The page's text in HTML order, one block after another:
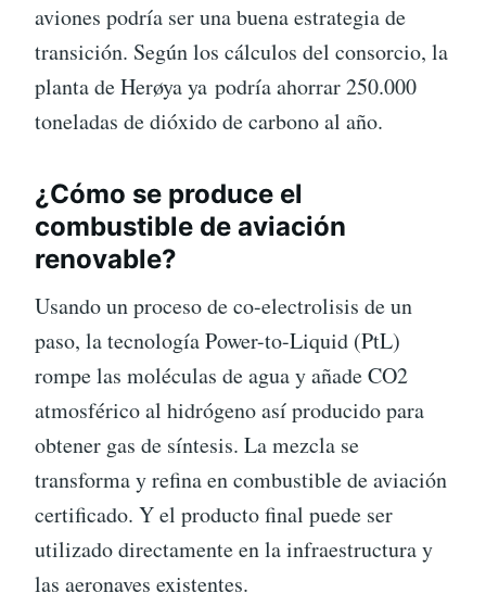
aviones podría ser una buena estrategia de
transición. Según los cálculos del consorcio, la
planta de Herøya ya podría ahorrar 250.000
toneladas de dióxido de carbono al año.
¿Cómo se produce el
combustible de aviación
renovable?
Usando un proceso de co-electrolisis de un
paso, la tecnología Power-to-Liquid (PtL)
rompe las moléculas de agua y añade CO2
atmosférico al hidrógeno así producido para
obtener gas de síntesis. La mezcla se
transforma y refina en combustible de aviación
certificado. Y el producto final puede ser
utilizado directamente en la infraestructura y
las aeronaves existentes.